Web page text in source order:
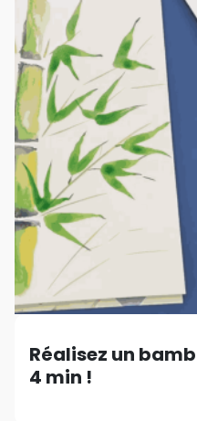
Réalisez un
4 min !